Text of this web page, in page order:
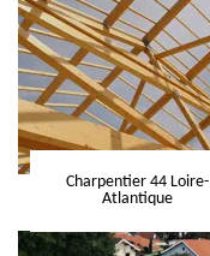
Charpentier 44 Loire-
Atlantique